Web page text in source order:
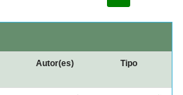
Autor(es) Tipo